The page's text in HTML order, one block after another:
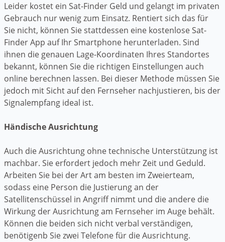
Leider kostet ein Sat-Finder Geld und gelangt im privaten
Gebrauch nur wenig zum Einsatz. Rentiert sich das für
Sie nicht, können Sie stattdessen eine kostenlose Sat-
Finder App auf Ihr Smartphone herunterladen. Sind
ihnen die genauen Lage-Koordinaten Ihres Standortes
bekannt, können Sie die richtigen Einstellungen auch
online berechnen lassen. Bei dieser Methode müssen Sie
jedoch mit Sicht auf den Fernseher nachjustieren, bis der
Signalempfang ideal ist.
Händische Ausrichtung
Auch die Ausrichtung ohne technische Unterstützung ist
machbar. Sie erfordert jedoch mehr Zeit und Geduld.
Arbeiten Sie bei der Art am besten im Zweierteam,
sodass eine Person die Justierung an der
Satellitenschüssel in Angriff nimmt und die andere die
Wirkung der Ausrichtung am Fernseher im Auge behält.
Können die beiden sich nicht verbal verständigen,
benötigenb Sie zwei Telefone für die Ausrichtung.